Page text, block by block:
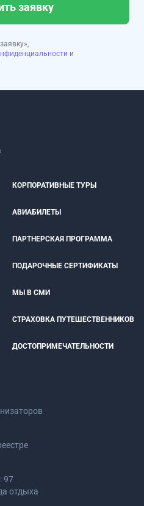
заявку
и
КОРПОРАТИВНЫЕ ТУРЫ
АВИАБИЛЕТЫ
ПАРТНЕРСКАЯ ПРОГРАММА
ПОДАРОЧНЫЕ СЕРТИФИКАТЫ
МЫ В СМИ
СТРАХОВКА ПУТЕШЕСТВЕННИКОВ
ДОСТОПРИМЕЧАТЕЛЬНОСТИ
97
отдыха